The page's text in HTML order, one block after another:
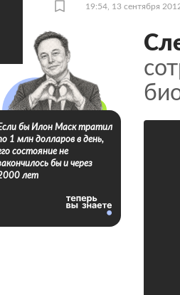
19:54, 13 сентября
бы Илон Маск тратил
1 млн долларов в день,
состояние не
бы и через
лет